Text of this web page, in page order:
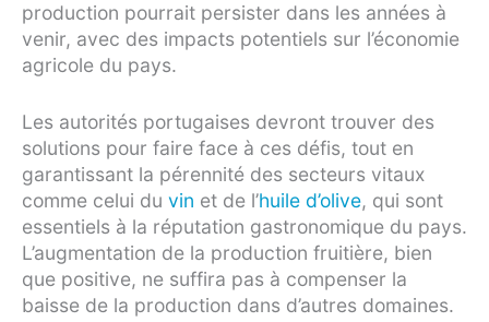
production pourrait persister dans les années à
venir, avec des impacts potentiels sur l’économie
agricole du pays.
Les autorités portugaises devront trouver des
solutions pour faire face à ces défis, tout en
garantissant la pérennité des secteurs vitaux
comme celui du vin et de l’huile d’olive, qui sont
essentiels à la réputation gastronomique du pays.
L’augmentation de la production fruitière, bien
que positive, ne suffira pas à compenser la
baisse de la production dans d’autres domaines.